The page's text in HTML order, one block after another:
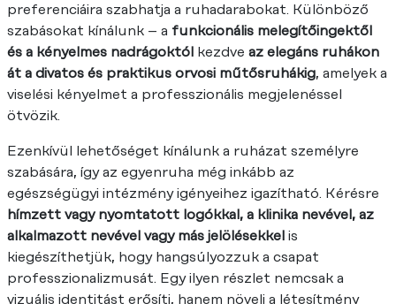
preferenciáira szabhatja a ruhadarabokat. Különböző
szabásokat kínálunk – a funkcionális melegítőingektől
és a kényelmes nadrágoktól kezdve az elegáns ruhákon
át a divatos és praktikus orvosi műtősruhákig, amelyek a
viselési kényelmet a professzionális megjelenéssel
ötvözik.
Ezenkívül lehetőséget kínálunk a ruházat személyre
szabására, így az egyenruha még inkább az
egészségügyi intézmény igényeihez igazítható. Kérésre
hímzett vagy nyomtatott logókkal, a klinika nevével, az
alkalmazott nevével vagy más jelölésekkel is
kiegészíthetjük, hogy hangsúlyozzuk a csapat
professzionalizmusát. Egy ilyen részlet nemcsak a
vizuális identitást erősíti, hanem növeli a létesítmény